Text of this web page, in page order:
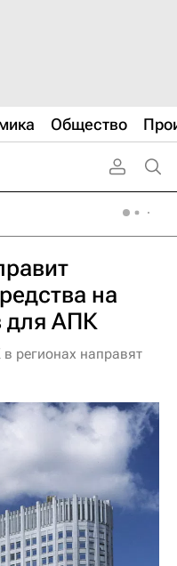
Общество
на
для АПК
регионах направят